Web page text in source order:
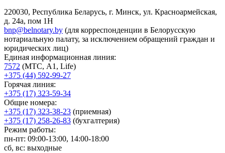
220030, Республика Беларусь, г. Минск, ул. Красноармейская,
д. 24а, пом 1Н
bnp@belnotary.by (для корреспонденции в Белорусскую
нотариальную палату, за исключением обращений граждан и
юридических лиц)
Единая информационная линия:
7572 (МТС, A1, Life)
+375 (44) 592-99-27
Горячая линия:
+375 (17) 323-59-34
Общие номера:
+375 (17) 323-38-23 (приемная)
+375 (17) 258-26-83 (бухгалтерия)
Режим работы:
пн-пт: 09:00-13:00, 14:00-18:00
сб, вс: выходные